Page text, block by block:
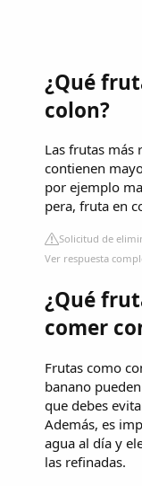
¿Qué
colon?
Las frutas más
contienen
por ejemplo
pera, fruta en
Solicitud de
Ver respuesta
¿Qué
comer
Frutas como
banano
que debes
Además, es
agua al día y
las refinadas.